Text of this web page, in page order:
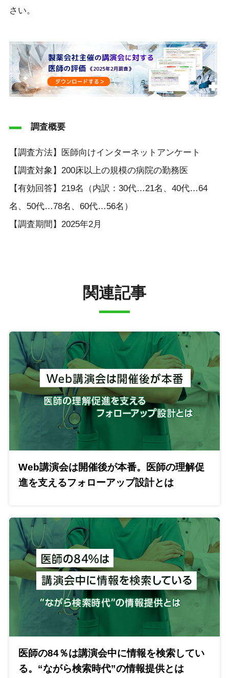
さい。
調査概要
【調査方法】医師向けインターネットアンケート
【調査対象】200床以上の規模の病院の勤務医
【有効回答】219名（内訳：30代…21名、40代…64
名、50代…78名、60代…56名）
【調査期間】2025年2月
関連記事
Web講演会は開催後が本番。医師の理解促
進を支えるフォローアップ設計とは
医師の84％は講演会中に情報を検索してい
る。“ながら検索時代”の情報提供とは